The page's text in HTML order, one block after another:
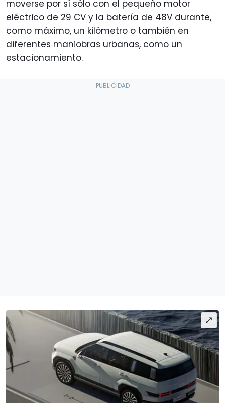
moverse por sí sólo con el pequeño motor
eléctrico de 29 CV y la batería de 48V durante,
como máximo, un kilómetro o también en
diferentes maniobras urbanas, como un
estacionamiento.